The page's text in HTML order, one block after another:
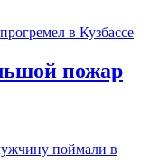
пожар